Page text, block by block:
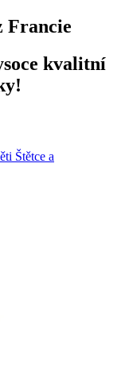
Francie
kvalitní
Štětce a